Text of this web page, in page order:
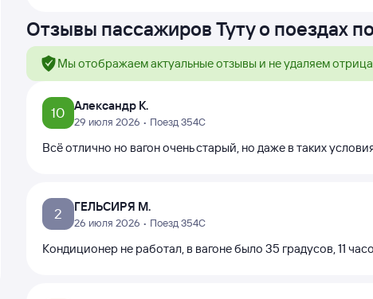
Отзывы пассажиров Туту о поездах
Мы отображаем актуальные отзывы и не удаляем
10 Александр К.
29 июля 2026 • Поезд 354С
Всё отлично но вагон очень старый, но даже в таких
2 ГЕЛЬСИРЯ М.
26 июля 2026 • Поезд 354С
Кондиционер не работал, в вагоне было 35 градусов, 11